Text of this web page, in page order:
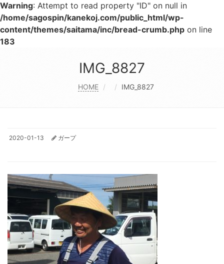
Warning: Attempt to read property "ID" on null in
/home/sagospin/kanekoj.com/public_html/wp-
content/themes/saitama/inc/bread-crumb.php on line
183
IMG_8827
HOME IMG_8827
2020-01-13 ガープ